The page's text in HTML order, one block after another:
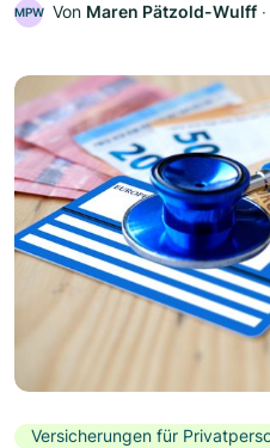
MPW Von Maren Pätzold-Wulff ‧
Versicherungen für